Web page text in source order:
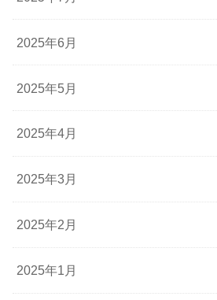
2025年6月
2025年5月
2025年4月
2025年3月
2025年2月
2025年1月